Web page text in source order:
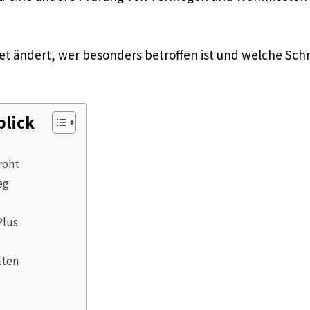
ändert, wer besonders betroffen ist und welche